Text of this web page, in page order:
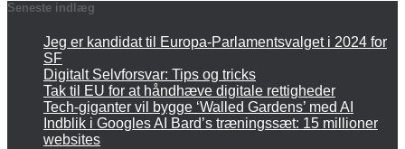
Seneste indlæg
Jeg er kandidat til Europa-Parlamentsvalget i 2024 for
SF
Digitalt Selvforsvar: Tips og tricks
Tak til EU for at håndhæve digitale rettigheder
Tech-giganter vil bygge ‘Walled Gardens’ med AI
Indblik i Googles AI Bard’s træningssæt: 15 millioner
websites